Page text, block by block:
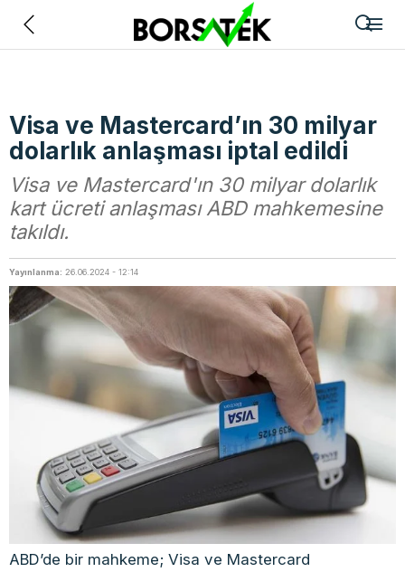
Visa ve Mastercard’ın 30 milyar
dolarlık anlaşması iptal edildi
Visa ve Mastercard'ın 30 milyar dolarlık
kart ücreti anlaşması ABD mahkemesine
takıldı.
Yayınlanma: 26.06.2024 - 12:14
ABD’de bir mahkeme; Visa ve Mastercard